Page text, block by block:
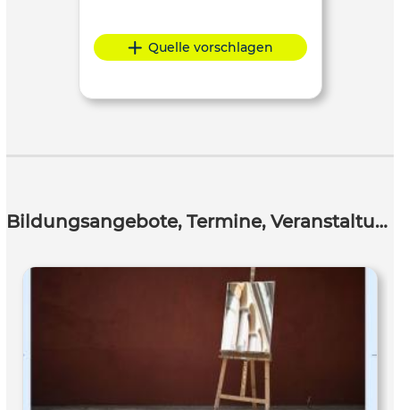
Quelle vorschlagen
Bildungsangebote, Termine, Veranstaltungen